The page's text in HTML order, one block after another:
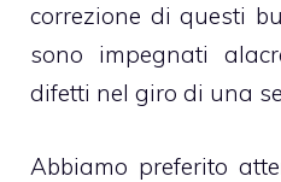
correzione di questi
sono impegnati
difetti nel giro di una
Abbiamo preferito